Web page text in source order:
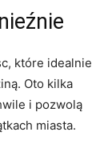
które idealnie
Oto kilka
‍i ⁤pozwolą
miasta.